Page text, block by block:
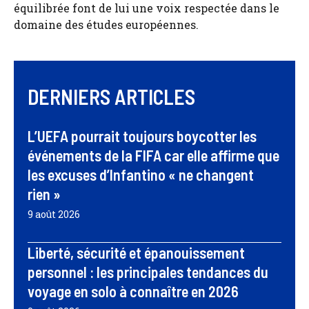
équilibrée font de lui une voix respectée dans le
domaine des études européennes.
DERNIERS ARTICLES
L’UEFA pourrait toujours boycotter les
événements de la FIFA car elle affirme que
les excuses d’Infantino « ne changent
rien »
9 août 2026
Liberté, sécurité et épanouissement
personnel : les principales tendances du
voyage en solo à connaître en 2026